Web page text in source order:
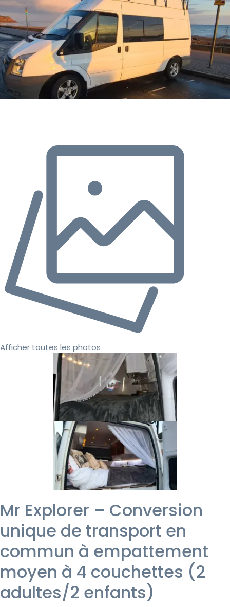
Afficher toutes les photos
Mr Explorer – Conversion
unique de transport en
commun à empattement
moyen à 4 couchettes (2
adultes/2 enfants)